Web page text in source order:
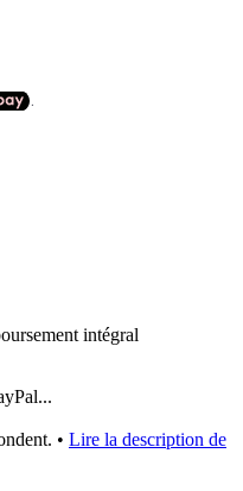
intégral
• Lire la description de